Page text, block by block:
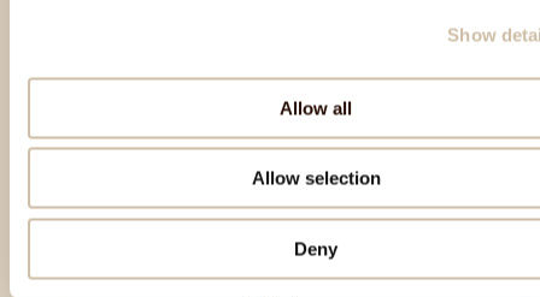
Show
Allow all
Allow selection
Deny
Prodotti in evidenza